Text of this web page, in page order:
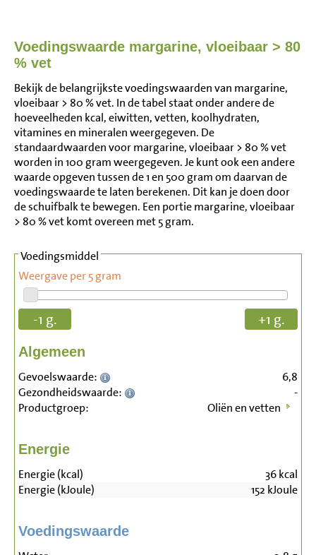
Voedingswaarde margarine, vloeibaar > 80
% vet
Bekijk de belangrijkste voedingswaarden van margarine,
vloeibaar > 80 % vet. In de tabel staat onder andere de
hoeveelheden kcal, eiwitten, vetten, koolhydraten,
vitamines en mineralen weergegeven. De
standaardwaarden voor margarine, vloeibaar > 80 % vet
worden in 100 gram weergegeven. Je kunt ook een andere
waarde opgeven tussen de 1 en 500 gram om daarvan de
voedingswaarde te laten berekenen. Dit kan je doen door
de schuifbalk te bewegen. Een portie margarine, vloeibaar
> 80 % vet komt overeen met 5 gram.
Voedingsmiddel
Weergave per 5 gram
-1 g. +1 g.
Algemeen
Gevoelswaarde:
6,8
Gezondheidswaarde:
-
Productgroep:
Oliën en vetten
Energie
Energie (kcal) 36kcal
Energie (kJoule)
152 kJoule
Voedingswaarde